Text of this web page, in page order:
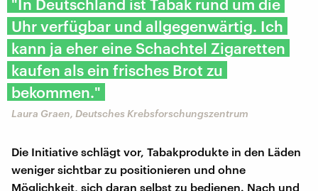
"In Deutschland ist Tabak rund um die
Uhr verfügbar und allgegenwärtig. Ich
kann ja eher eine Schachtel Zigaretten
kaufen als ein frisches Brot zu
bekommen."
Laura Graen, Deutsches Krebsforschungszentrum
Die Initiative schlägt vor, Tabakprodukte in den Läden
weniger sichtbar zu positionieren und ohne
Möglichkeit, sich daran selbst zu bedienen. Nach und